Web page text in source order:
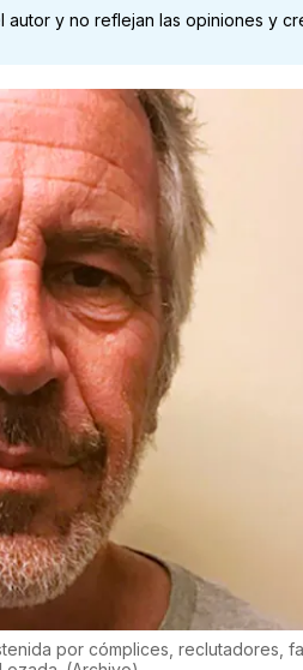
y no reflejan las opiniones y
por cómplices, reclutadores,